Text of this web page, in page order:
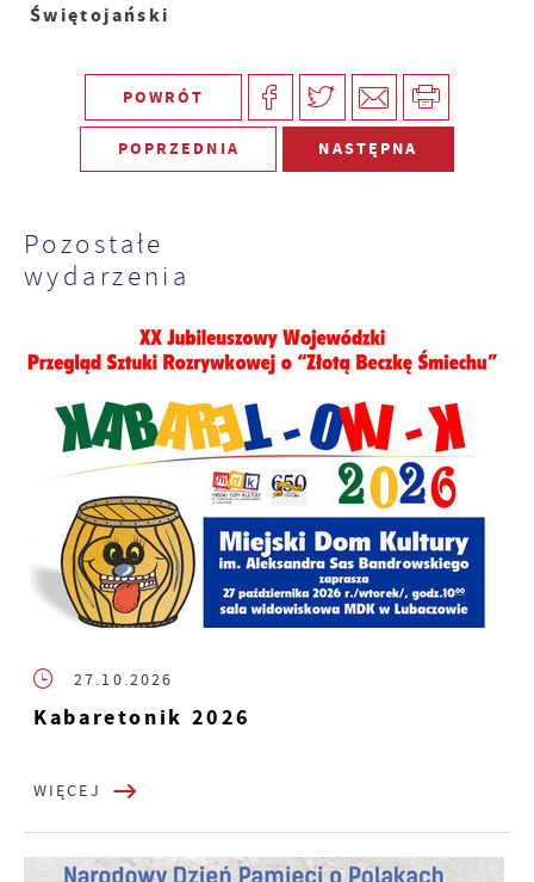
Świętojański
POWRÓT
POPRZEDNIA NASTĘPNA
Pozostałe
wydarzenia
27.10.2026
Kabaretonik 2026
WIĘCEJ